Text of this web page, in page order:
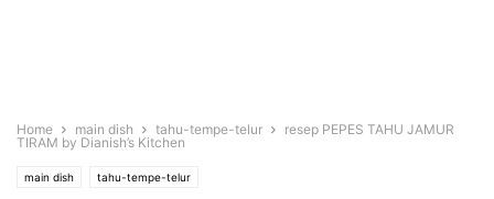
Home main dish tahu-tempe-telur
resep PEPES TAHU JAMUR
TIRAM by Dianish’s Kitchen
main dish tahu-tempe-telur